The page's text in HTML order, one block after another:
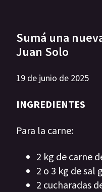
Sumá una
Juan Solo
19 de junio de 2025
INGREDIENTES
Para la carne:
2 kg de carne
2 o 3 kg de sal
2 cucharadas